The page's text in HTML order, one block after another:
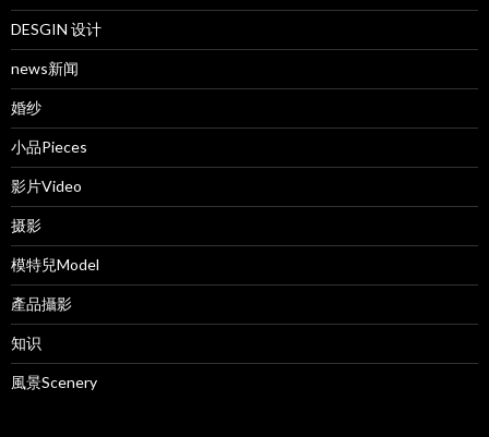
DESGIN 设计
news新闻
婚纱
小品Pieces
影片Video
摄影
模特兒Model
產品攝影
知识
風景Scenery